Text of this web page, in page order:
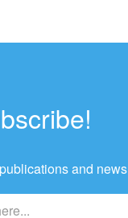
and news